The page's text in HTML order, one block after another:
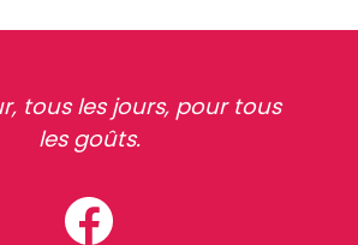
tous les jours, pour tous
les goûts.